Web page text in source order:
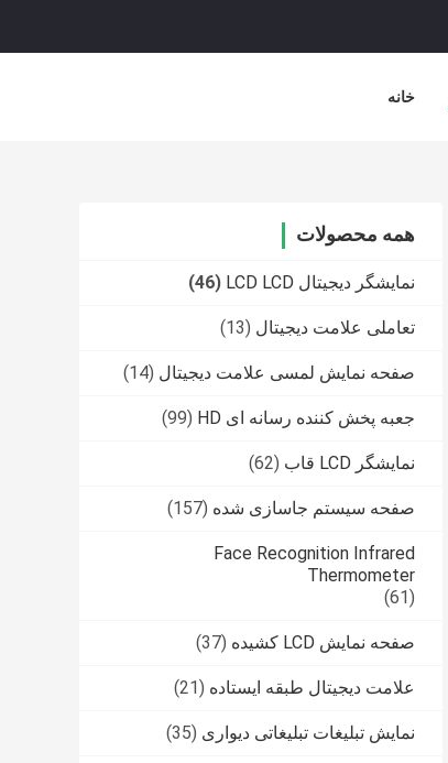
خانه
همه محصولات
نمایشگر دیجیتال LCD LCD (46)
تعاملی علامت دیجیتال (13)
صفحه نمایش لمسی علامت دیجیتال (14)
جعبه پخش کننده رسانه ای HD (99)
نمایشگر LCD قاب (62)
صفحه سیستم جاسازی شده (157)
Face Recognition Infrared
Thermometer
(61)
صفحه نمایش LCD کشیده (37)
علامت دیجیتال طبقه ایستاده (21)
نمایش تبلیغات تبلیغاتی دیواری (35)